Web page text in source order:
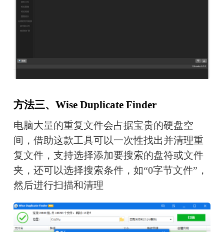
方法三、Wise Duplicate Finder
电脑大量的重复文件会占据宝贵的硬盘空
间，借助这款工具可以一次性找出并清理重
复文件，支持选择添加要搜索的盘符或文件
夹，还可以选择搜索条件，如“0字节文件”，
然后进行扫描和清理